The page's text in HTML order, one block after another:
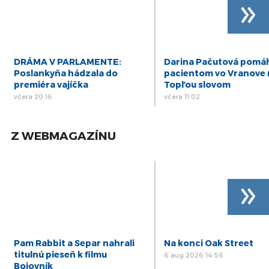
DRÁMA V PARLAMENTE:
Poslankyňa hádzala do
premiéra vajíčka
včera 20:16
Darina Pačutová
pacientom vo Vranove
Topľou slovom
včera 11:02
»
Z WEBMAGAZÍNU
Pam Rabbit a Separ nahrali
titulnú pieseň k filmu
Bojovník
Na konci Oak Street
6 aug 2026 14:56
»